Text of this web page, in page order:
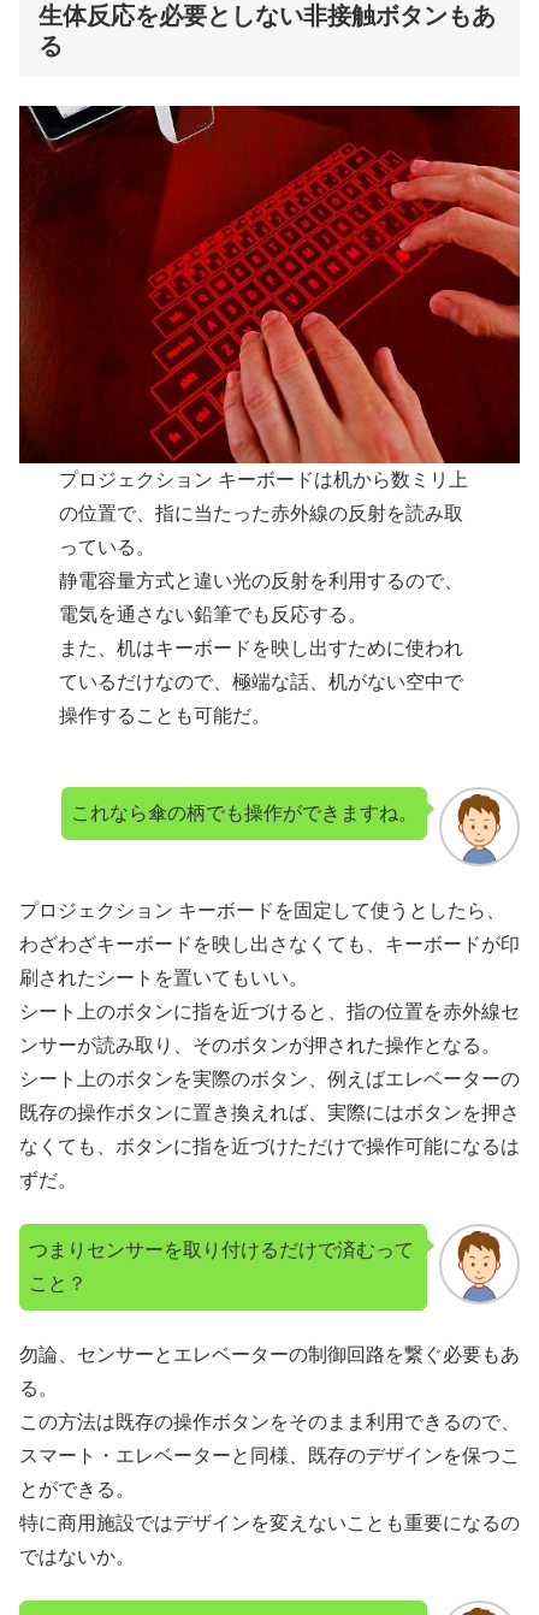
生体反応を必要としない非接触ボタンもあ
る
プロジェクション キーボードは机から数ミリ上
の位置で、指に当たった赤外線の反射を読み取
っている。
静電容量方式と違い光の反射を利用するので、
電気を通さない鉛筆でも反応する。
また、机はキーボードを映し出すために使われ
ているだけなので、極端な話、机がない空中で
操作することも可能だ。
これなら傘の柄でも操作ができますね。
プロジェクション キーボードを固定して使うとしたら、
わざわざキーボードを映し出さなくても、キーボードが印
刷されたシートを置いてもいい。
シート上のボタンに指を近づけると、指の位置を赤外線セ
ンサーが読み取り、そのボタンが押された操作となる。
シート上のボタンを実際のボタン、例えばエレベーターの
既存の操作ボタンに置き換えれば、実際にはボタンを押さ
なくても、ボタンに指を近づけただけで操作可能になるは
ずだ。
つまりセンサーを取り付けるだけで済むって
こと？
勿論、センサーとエレベーターの制御回路を繋ぐ必要もあ
る。
この方法は既存の操作ボタンをそのまま利用できるので、
スマート・エレベーターと同様、既存のデザインを保つこ
とができる。
特に商用施設ではデザインを変えないことも重要になるの
ではないか。